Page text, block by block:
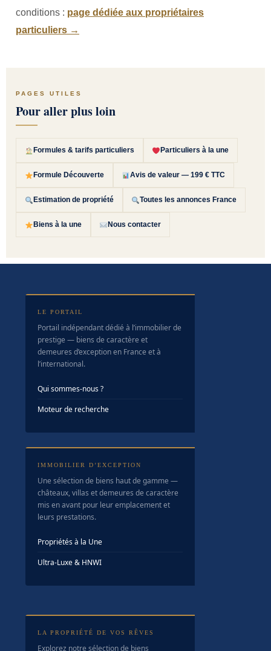
conditions : page dédiée aux propriétaires
particuliers →
PAGES UTILES
Pour aller plus loin
Formules & tarifs particuliers Particuliers à la une
Formule Découverte Avis de valeur — 199 € TTC
Estimation de propriété Toutes les annonces France
Biens à la une Nous contacter
LE PORTAIL
Portail indépendant dédié à l’immobilier de
prestige — biens de caractère et
demeures d’exception en France et à
l’international.
Qui sommes-nous ?
Moteur de recherche
IMMOBILIER D’EXCEPTION
Une sélection de biens haut de gamme —
châteaux, villas et demeures de caractère
mis en avant pour leur emplacement et
leurs prestations.
Propriétés à la Une
Ultra-Luxe & HNWI
LA PROPRIÉTÉ DE VOS RÊVES
Explorez notre sélection de biens